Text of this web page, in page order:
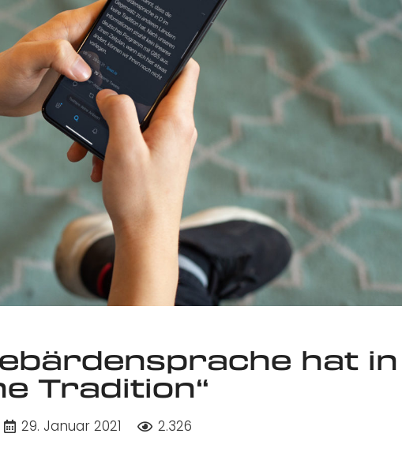
hat in
Tradition“
29. Januar 2021 2.326